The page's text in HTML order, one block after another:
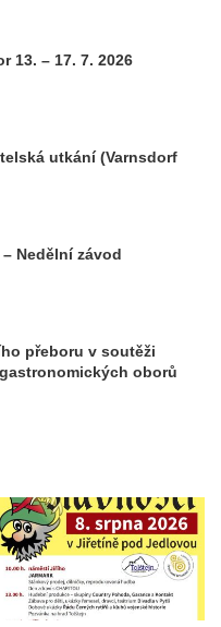
13. – 17. 7. 2026
utkání (Varnsdorf
Nedělní závod
přeboru v soutěži
oborů